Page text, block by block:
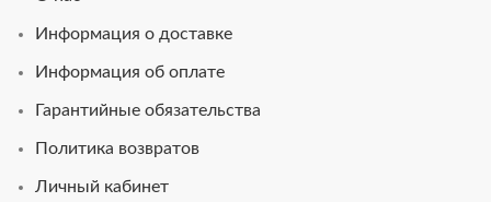
Информация о доставке
Информация об оплате
Гарантийные обязательства
Политика возвратов
Личный кабинет